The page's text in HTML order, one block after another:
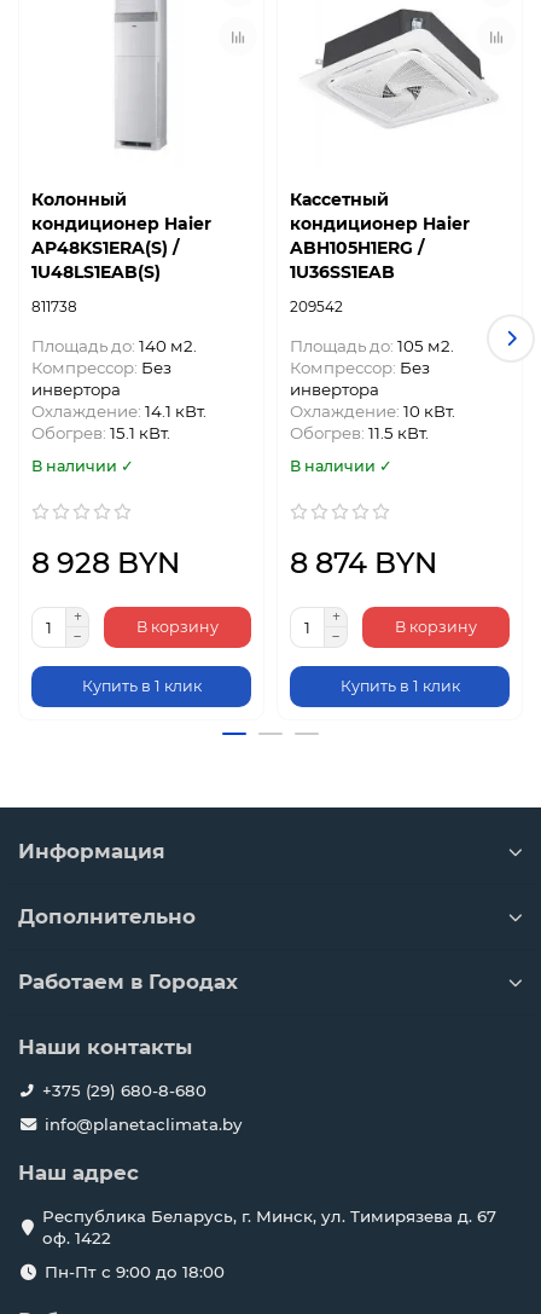
Колонный
кондиционер Haier
AP48KS1ERA(S) /
1U48LS1EAB(S)
811738
Площадь до: 140 м2.
Компрессор: Без
инвертора
Охлаждение: 14.1 кВт.
Обогрев: 15.1 кВт.
В наличии ✓
8 928 BYN
В корзину
Купить в 1 клик
Кассетный
кондиционер Haier
ABH105H1ERG /
1U36SS1EAB
209542
Площадь до: 105 м2.
Компрессор: Без
инвертора
Охлаждение: 10 кВт.
Обогрев: 11.5 кВт.
В наличии ✓
8 874 BYN
В корзину
Купить в 1 клик
Информация
Дополнительно
Работаем в Городах
Наши контакты
+375 (29) 680-8-680
info@planetaclimata.by
Наш адрес
Республика Беларусь, г. Минск, ул. Тимирязева д. 67
оф. 1422
Пн-Пт с 9:00 до 18:00